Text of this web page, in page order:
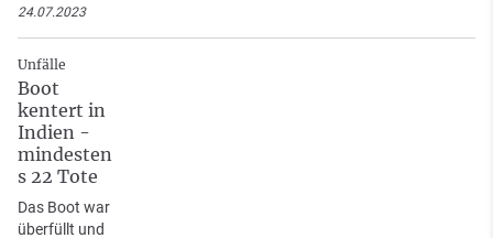
24.07.2023
Unfälle
Boot
kentert in
Indien -
mindesten
s 22 Tote
Das Boot war
überfüllt und